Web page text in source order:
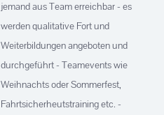
jemand aus Team erreichbar - es
werden qualitative Fort und
Weiterbildungen angeboten und
durchgeführt - Teamevents wie
Weihnachts oder Sommerfest,
Fahrtsicherheutstraining etc. -